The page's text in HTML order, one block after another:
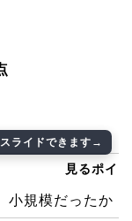
見るポイ
小規模だったか